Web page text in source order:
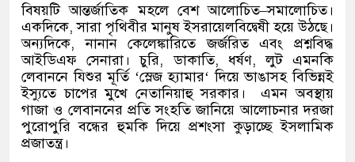
বিষয়টি আন্তর্জাতিক মহলে বেশ আলোচিত–সমালোচিত।
একদিকে,সারা পৃথিবীর মানুষ ইসরায়েলবিদ্বেষী হয়ে উঠছে।
অন্যদিকে,নানান কেলেঙ্কারিতে জর্জরিত এবং প্রশ্নবিদ্ধ
আইডিএফ সেনারা। চুরি,ডাকাতি, ধর্ষণ,লুট এমনকি
লেবাননে যিশুর মূর্তি‘স্লেজ হ্যামার‘দিয়ে ভাঙাসহ বিভিন্নই
ইস্যুতে চাপের মুখে নেতানিয়াহু সরকার।
এমন অবস্থায়
গাজা ও লেবাননের প্রতি সংহতি জানিয়ে আলোচনার দরজা
পুরোপুরি বন্ধের হুমকি দিয়ে প্রশংসা কুড়াচ্ছে ইসলামিক
প্রজাতন্ত্র।